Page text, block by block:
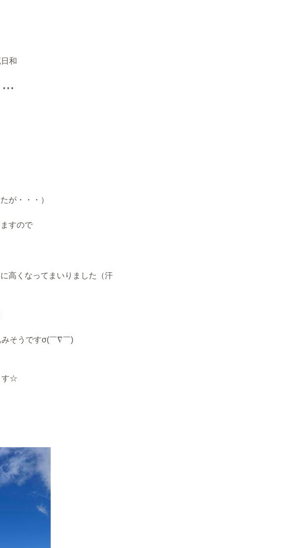
和
が・・・）
すので
高くなってまいりました（汗
そうですσ(￣∇￣)
す☆